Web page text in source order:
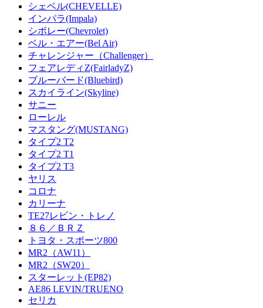
シェベル(CHEVELLE)
インパラ(Impala)
シボレー(Chevrolet)
ベル・エアー(Bel Air)
チャレンジャー（Challenger）
フェアレディZ(FairladyZ)
ブルーバード(Bluebird)
スカイライン(Skyline)
サニー
ローレル
マスタング(MUSTANG)
タイプ2 T2
タイプ2 T1
タイプ2 T3
ヤリス
コロナ
カリーナ
TE27レビン・トレノ
８６／ＢＲＺ
トヨタ・スポーツ800
MR2（AW11）
MR2（SW20）
スターレット(EP82)
AE86 LEVIN/TRUENO
セリカ